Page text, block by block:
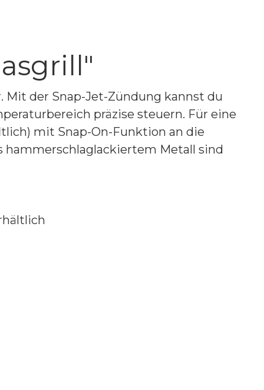
Mit der Snap-Jet-Zündung kannst du
präzise steuern. Für eine
mit Snap-On-Funktion an die
hammerschlaglackiertem Metall sind